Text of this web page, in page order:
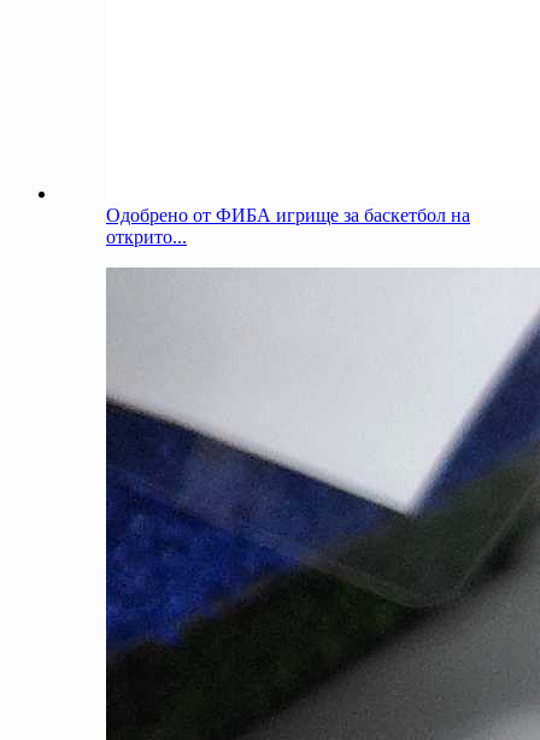
Одобрено от ФИБА игрище за баскетбол на
открито...